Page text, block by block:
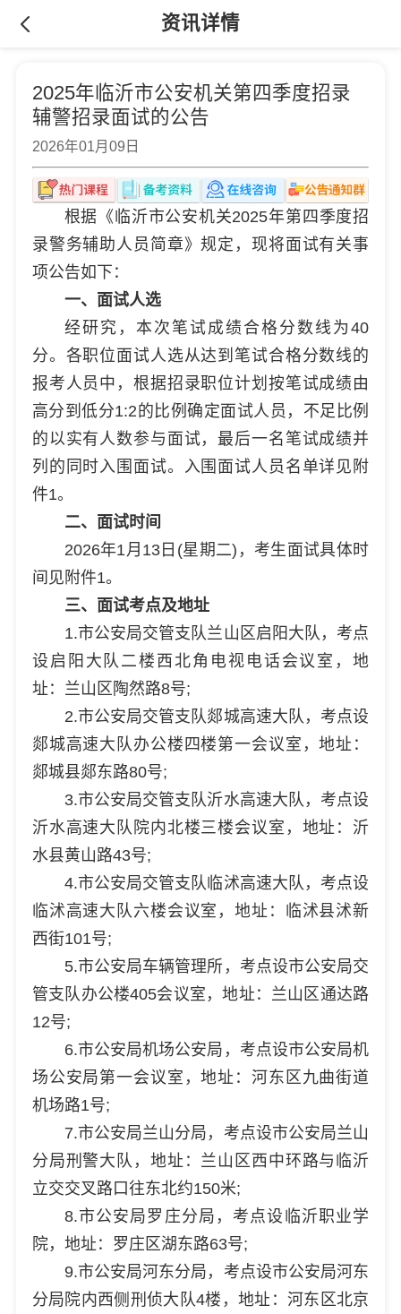
资讯详情
2025年临沂市公安机关第四季度招录
辅警招录面试的公告
2026年01月09日
根据《临沂市公安机关2025年第四季度招
录警务辅助人员简章》规定，现将面试有关事
项公告如下：
一、面试人选
经研究，本次笔试成绩合格分数线为40
分。各职位面试人选从达到笔试合格分数线的
报考人员中，根据招录职位计划按笔试成绩由
高分到低分1:2的比例确定面试人员，不足比例
的以实有人数参与面试，最后一名笔试成绩并
列的同时入围面试。入围面试人员名单详见附
件1。
二、面试时间
2026年1月13日(星期二)，考生面试具体时
间见附件1。
三、面试考点及地址
1.市公安局交管支队兰山区启阳大队，考点
设启阳大队二楼西北角电视电话会议室，地
址：兰山区陶然路8号;
2.市公安局交管支队郯城高速大队，考点设
郯城高速大队办公楼四楼第一会议室，地址：
郯城县郯东路80号;
3.市公安局交管支队沂水高速大队，考点设
沂水高速大队院内北楼三楼会议室，地址：沂
水县黄山路43号;
4.市公安局交管支队临沭高速大队，考点设
临沭高速大队六楼会议室，地址：临沭县沭新
西街101号;
5.市公安局车辆管理所，考点设市公安局交
管支队办公楼405会议室，地址：兰山区通达路
12号;
6.市公安局机场公安局，考点设市公安局机
场公安局第一会议室，地址：河东区九曲街道
机场路1号;
7.市公安局兰山分局，考点设市公安局兰山
分局刑警大队，地址：兰山区西中环路与临沂
立交交叉路口往东北约150米;
8.市公安局罗庄分局，考点设临沂职业学
院，地址：罗庄区湖东路63号;
9.市公安局河东分局，考点设市公安局河东
分局院内西侧刑侦大队4楼，地址：河东区北京